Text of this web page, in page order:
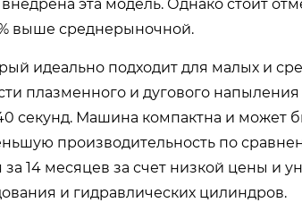
эта модель. Однако стоит
выше среднерыночной.
идеально подходит для малых и
плазменного и дугового напыления
Машина компактна и может
производительность по
за 14 месяцев за счет низкой цены и
и гидравлических цилиндров.